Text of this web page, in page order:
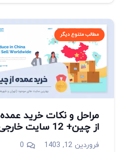
مطالب متنوع دیگر
مراحل و نکات خرید عمده
از چین+ 12 سایت خارجی
فروردین 12, 1403 0